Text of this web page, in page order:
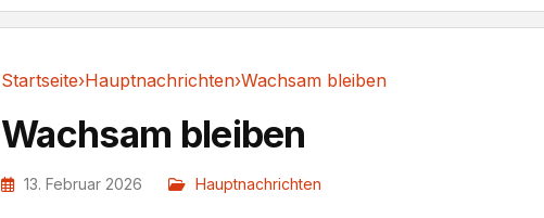
Startseite›Hauptnachrichten›Wachsam bleiben
Wachsam bleiben
13. Februar 2026 Hauptnachrichten